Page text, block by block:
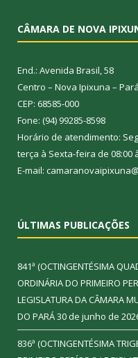
CÂMARA DE NOVA
End.: Avenida Brasil, 58
Centro – Nova Ipixuna – Pará
CEP: 68585-000
Fone: (94) 99285-8598
Horário de atendimento:
terça à Sexta-feira de 08:00
E-mail:
ÚLTIMAS PUBLICAÇÕES
841ª (OCTINGENTÉSIMA
ORDINÁRIA DO PRIMEIRO
LEGISLATURA DA CÂMARA
DO PARÁ30 de junho de
836ª (OCTINGENTÉSIMA